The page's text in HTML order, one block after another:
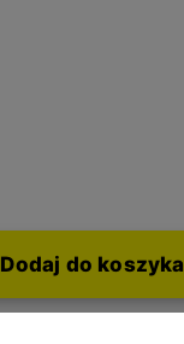
Dodaj do koszyka